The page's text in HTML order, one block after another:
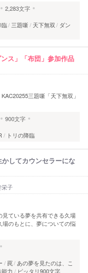
2,283文字
臨 三題噺 天下無双
ダン
ス」「布団」参加作品
三題噺「天下無双」
900文字
トリの降臨
してカウンセラーにな
栄子
ている夢を共有できる久場
のもとに、夢についての悩
罠
あの夢を見たのは、こ
力 ピッタリ900文字